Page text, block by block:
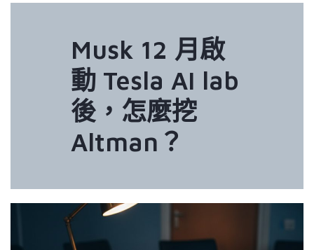
Musk 12 月啟
動 Tesla AI lab
後，怎麼挖
Altman？